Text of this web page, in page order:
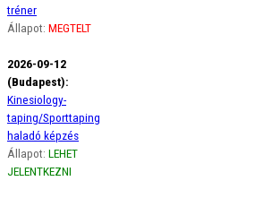
tréner
Állapot: MEGTELT
2026-09-12
(Budapest):
Kinesiology-
taping/Sporttaping
haladó képzés
Állapot: LEHET
JELENTKEZNI